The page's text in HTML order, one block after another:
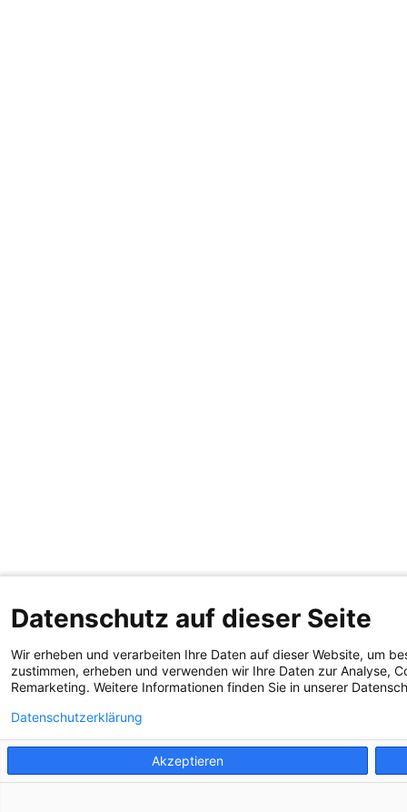
Datenschutz auf dieser Seite
Wir erheben und verarbeiten Ihre Daten auf dieser Website, um
zustimmen, erheben und verwenden wir Ihre Daten zur Analyse,
Remarketing. Weitere Informationen finden Sie in unserer
Datenschutzerklärung
Akzeptieren